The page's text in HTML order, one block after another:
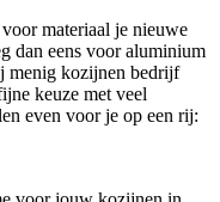
materiaal je nieuwe
dan eens voor aluminium
menig kozijnen bedrijf
keuze met veel
even voor je op een rij: